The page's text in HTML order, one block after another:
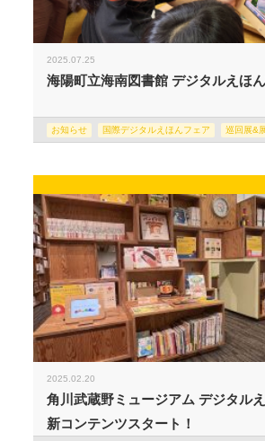
2025.07.25
海陽町立海南図書館 デジタルえほ
お知らせ 国際デジタルえほんフェア 巡回展&
2025.02.20
角川武蔵野ミュージアム デジタル
新コンテンツスタート！